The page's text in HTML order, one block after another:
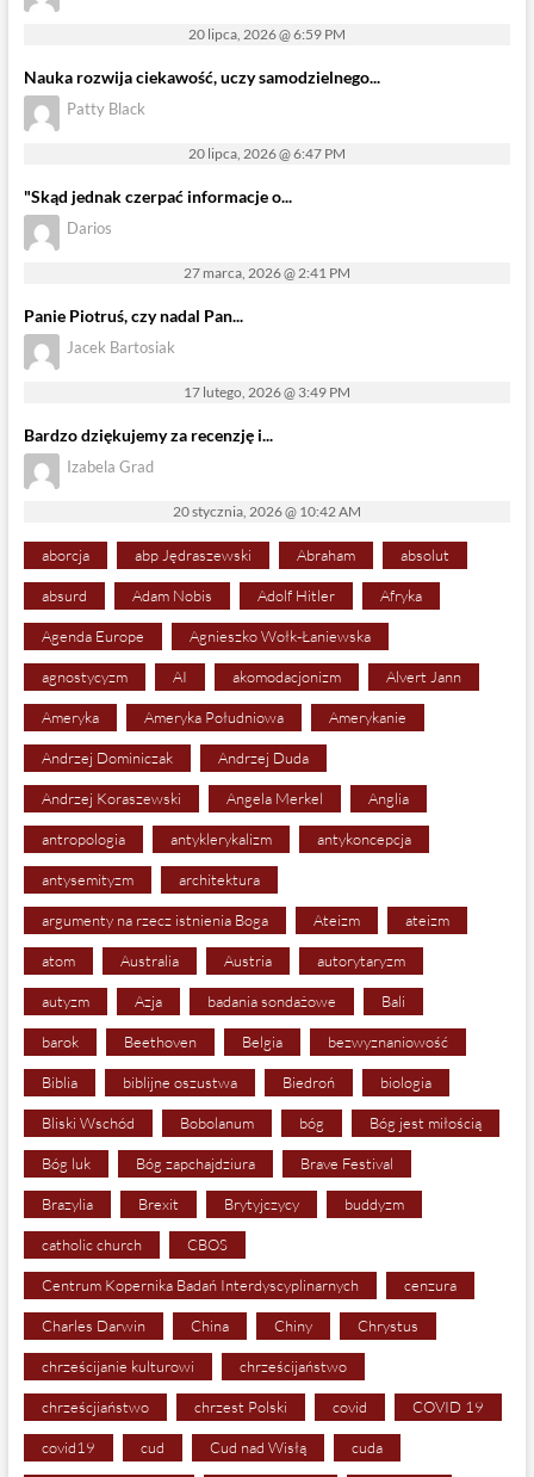
20 lipca, 2026 @ 6:59 PM
Nauka rozwija ciekawość, uczy samodzielnego...
Patty Black
20 lipca, 2026 @ 6:47 PM
"Skąd jednak czerpać informacje o...
Darios
27 marca, 2026 @ 2:41 PM
Panie Piotruś, czy nadal Pan...
Jacek Bartosiak
17 lutego, 2026 @ 3:49 PM
Bardzo dziękujemy za recenzję i...
Izabela Grad
20 stycznia, 2026 @ 10:42 AM
aborcja abp Jędraszewski Abraham absolut
absurd Adam Nobis Adolf Hitler Afryka
Agenda Europe Agnieszko Wołk-Łaniewska
agnostycyzm AI akomodacjonizm Alvert Jann
Ameryka Ameryka Południowa Amerykanie
Andrzej Dominiczak Andrzej Duda
Andrzej Koraszewski Angela Merkel Anglia
antropologia antyklerykalizm antykoncepcja
antysemityzm architektura
argumenty na rzecz istnienia Boga Ateizm ateizm
atom Australia Austria autorytaryzm
autyzm Azja badania sondażowe Bali
barok Beethoven Belgia bezwyznaniowość
Biblia biblijne oszustwa Biedroń biologia
Bliski Wschód Bobolanum bóg Bóg jest miłością
Bóg luk Bóg zapchajdziura Brave Festival
Brazylia Brexit Brytyjczycy buddyzm
catholic church CBOS
Centrum Kopernika Badań Interdyscyplinarnych cenzura
Charles Darwin China Chiny Chrystus
chrześcijanie kulturowi chrześcijaństwo
chrześcjiaństwo chrzest Polski covid COVID 19
covid19 cud Cud nad Wisłą cuda